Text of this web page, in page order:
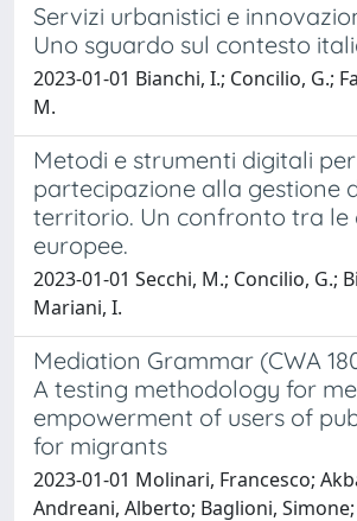
Servizi urbanistici e
Uno sguardo sul contesto
2023-01-01 Bianchi, I.; Concilio, G.;
M.
Metodi e strumenti digitali
partecipazione alla gestione
territorio. Un confronto tra le
europee.
2023-01-01 Secchi, M.; Concilio, G.;
Mariani, I.
Mediation Grammar (CWA
A testing methodology for
empowerment of users of
for migrants
2023-01-01 Molinari, Francesco;
Andreani, Alberto; Baglioni,